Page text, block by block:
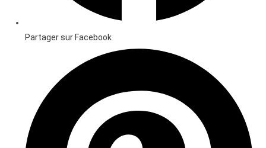
Partager sur Facebook